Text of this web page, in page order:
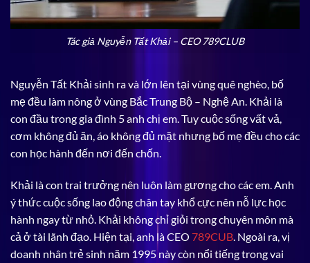
Tác giả Nguyễn Tất Khải – CEO 789CLUB
Nguyễn Tất Khải sinh ra và lớn lên tại vùng quê nghèo, bố
mẹ đều làm nông ở vùng Bắc Trung Bộ – Nghệ An. Khải là
con đầu trong gia đình 5 anh chị em. Tuy cuộc sống vất vả,
cơm không đủ ăn, áo không đủ mặt nhưng bố mẹ đều cho các
con học hành đến nơi đến chốn.
Khải là con trai trưởng nên luôn làm gương cho các em. Anh
ý thức cuộc sống lao động chân tay khổ cực nên nỗ lực học
hành ngay từ nhỏ. Khải không chỉ giỏi trong chuyên môn mà
cả ở tài lãnh đạo. Hiện tại, anh là CEO 789CUB . Ngoài ra, vị
doanh nhân trẻ sinh năm 1995 này còn nổi tiếng trong vai